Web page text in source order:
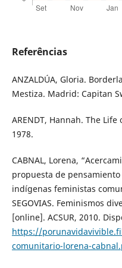
Referências
ANZALDÚA, Gloria.
Mestiza. Madrid: Capitan
ARENDT, Hannah. The
1978.
CABNAL, Lorena,
propuesta de
indígenas feministas
SEGOVIAS. Feminismos
[online]. ACSUR, 2010.
https://
comunitario-lorena-